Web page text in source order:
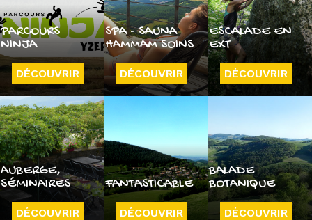
PARCOURS
NINJA
DÉCOUVRIR
SPA - SAUNA
HAMMAM SOINS
DÉCOUVRIR
ESCALADE EN
EXT
DÉCOUVRIR
AUBERGE,
SÉMINAIRES
DÉCOUVRIR
FANTASTICABLE
DÉCOUVRIR
BALADE
BOTANIQUE
DÉCOUVRIR